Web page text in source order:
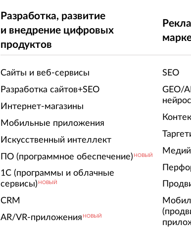
Разработка, развитие
и внедрение цифровых
продуктов
Сайты и веб-сервисы
Разработка сайтов+SEO
Интернет-магазины
Мобильные приложения
Искусственный интеллект
ПО (программное обеспечение) НОВЫЙ
1С (программы и облачные
сервисы) НОВЫЙ
CRM
AR/VR-приложения НОВЫЙ
SEO
GEO/